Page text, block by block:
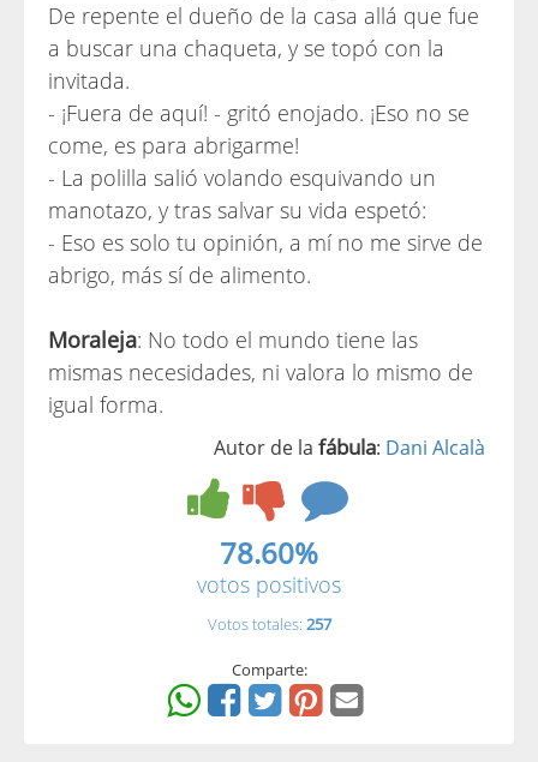
De repente el dueño de la casa allá que fue
a buscar una chaqueta, y se topó con la
invitada.
- ¡Fuera de aquí! - gritó enojado. ¡Eso no se
come, es para abrigarme!
- La polilla salió volando esquivando un
manotazo, y tras salvar su vida espetó:
- Eso es solo tu opinión, a mí no me sirve de
abrigo, más sí de alimento.
Moraleja: No todo el mundo tiene las
mismas necesidades, ni valora lo mismo de
igual forma.
Autor de la fábula: Dani Alcalà
78.60%
votos positivos
Votos totales: 257
Comparte: